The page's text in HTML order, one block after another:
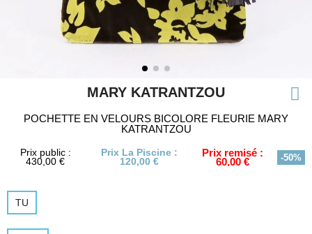
MARY KATRANTZOU
POCHETTE EN VELOURS BICOLORE FLEURIE MARY
KATRANTZOU
Prix public :
430,00 €
Prix La Piscine :
120,00 €
Prix remisé :
60,00 € -50%
TU